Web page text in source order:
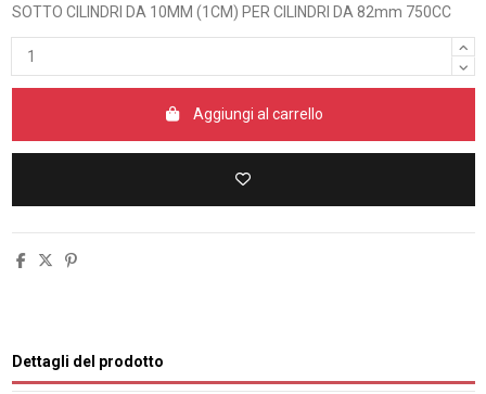
SOTTO CILINDRI DA 10MM (1CM) PER CILINDRI DA 82mm 750CC
Aggiungi al carrello
Dettagli del prodotto